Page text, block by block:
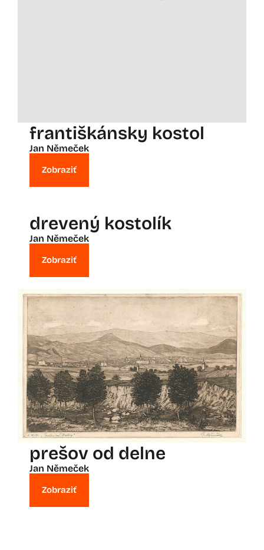
františkánsky kostol
Jan Němeček
Zobraziť
drevený kostolík
Jan Němeček
Zobraziť
prešov od delne
Jan Němeček
Zobraziť